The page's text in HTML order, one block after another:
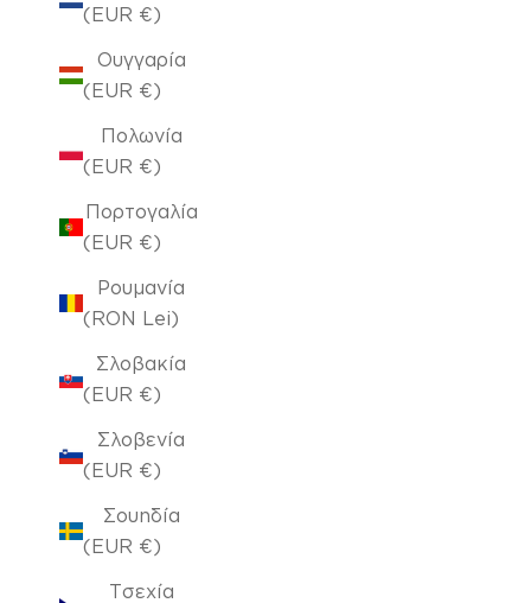
(EUR €)
Ουγγαρία
(EUR €)
Πολωνία
(EUR €)
Πορτογαλία
(EUR €)
Ρουμανία
(RON Lei)
Σλοβακία
(EUR €)
Σλοβενία
(EUR €)
Σουηδία
(EUR €)
Τσεχία